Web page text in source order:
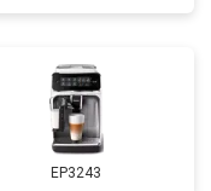
EP3243